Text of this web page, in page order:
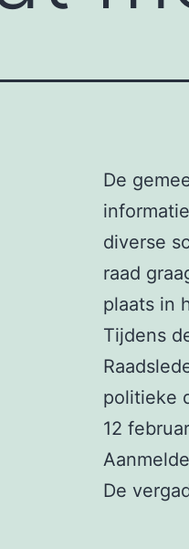
De
diverse
raad
plaats in
Tijdens
politieke
12
De